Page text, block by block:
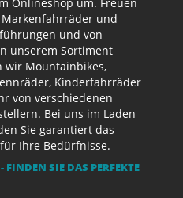
und
und von
unserem Sortiment
Mountainbikes,
Kinderfahrräder
von verschiedenen
Bei uns im Laden
Sie garantiert das
Ihre Bedürfnisse.
SIE DAS PERFEKTE